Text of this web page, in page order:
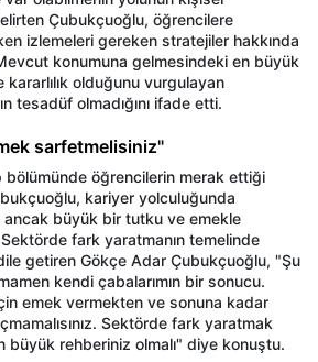
Çubukçuoğlu, öğrencilere
izlemeleri gereken stratejiler hakkında
konumuna gelmesindeki en büyük
olduğunu vurgulayan
tesadüf olmadığını ifade etti.
sarfetmelisiniz"
öğrencilerin merak ettiği
kariyer yolculuğunda
ancak büyük bir tutku ve emekle
fark yaratmanın temelinde
dile getiren Gökçe Adar Çubukçuoğlu, "Şu
kendi çabalarımın bir sonucu.
emek vermekten ve sonuna kadar
Sektörde fark yaratmak
büyük rehberiniz olmalı" diye konuştu.